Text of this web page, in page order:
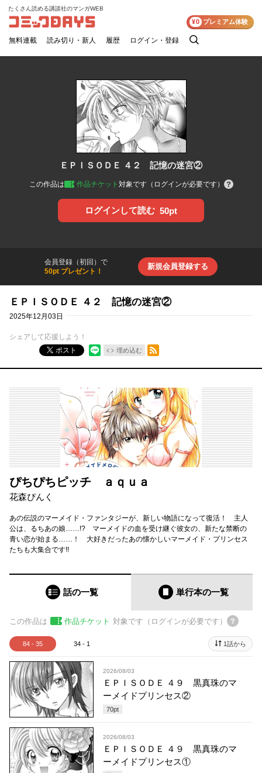
コミックDAYS
たくさん読める講談社のマンガWEB
無料連載 読み切り・新人 履歴 ログイン・登録
検
¥0 プレミアム体験
ＥＰＩＳＯＤＥ ４２ 記憶の迷宮②
この作品は 作品チケット 対象です（ログインが必要です）
ログインして読む 50pt
会員登録（初回）で
50pt プレゼント！
新規会員登録する
ＥＰＩＳＯＤＥ ４２ 記憶の迷宮②
2025年12月03日
シェアして応援しよう！
ポスト
埋め込む
RSSフィード
ぴちぴちピッチ ａｑｕａ
花森ぴんく
あの伝説のマーメイド・ファンタジーが、新しい物語になって復活！ 主人
公は、るちあの娘……!? マーメイドの血を受け継ぐ彼女の、新たな禁断の
青い恋が始まる……！ 大好きだったあの懐かしいマーメイド・プリンセス
たちも大集合です!!
話の一覧 単行本の一覧
この作品は 作品チケット 対象です（ログインが必要です）
84 - 35 34 - 1 1話から
2026/08/03
ＥＰＩＳＯＤＥ ４９ 黒真珠のマ
ーメイドプリンセス②
70pt
2026/08/03
ＥＰＩＳＯＤＥ ４９ 黒真珠のマ
ーメイドプリンセス①